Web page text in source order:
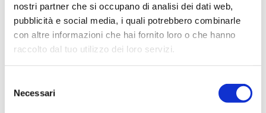
nostri partner che si occupano di analisi dei dati web,
pubblicità e social media, i quali potrebbero combinarle
con altre informazioni che hai fornito loro o che hanno
raccolto dal tuo utilizzo dei loro servizi.
delNecessari